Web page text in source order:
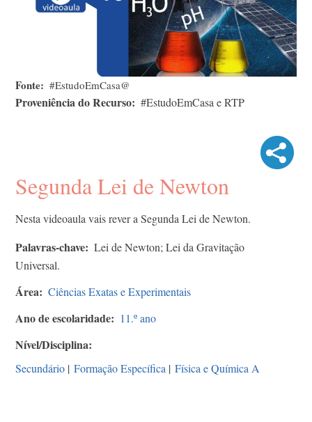
Fonte #EstudoEmCasa@
Proveniência do Recurso #EstudoEmCasa e RTP
Segunda Lei de Newton
Nesta videoaula vais rever a Segunda Lei de Newton.
Palavras-chave
Lei de Newton; Lei da Gravitação
Universal.
Área Ciências Exatas e Experimentais
Ano de escolaridade 11.º ano
Nível/Disciplina
Secundário | Formação Específica | Física e Química A